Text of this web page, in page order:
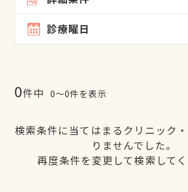
診療曜日
0件中 0〜0件を表示
検索条件に当てはまるクリニック
りませんでした。
再度条件を変更して検索してく